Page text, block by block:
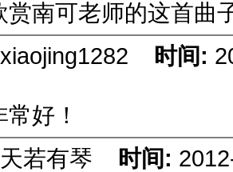
赏南可老师的这首曲
xiaojing1282 时间:
好！
天若有琴 时间: